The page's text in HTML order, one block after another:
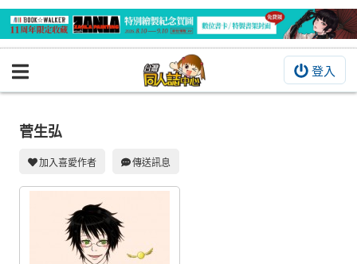
登入
BOOKY書集倉庫
同人周邊
同人數位作品
活動&消息
同人誌活動
菅生弘
加入喜愛作者 傳送訊息